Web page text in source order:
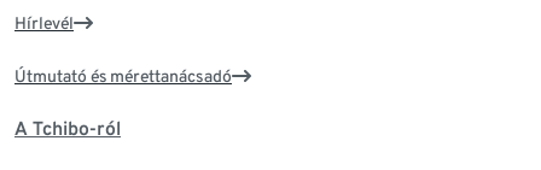
Hírlevél
Útmutató és mérettanácsadó
A Tchibo-ról